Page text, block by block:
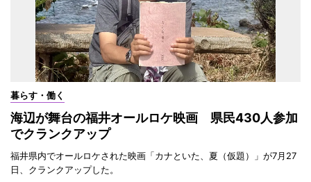
暮らす・働く
海辺が舞台の福井オールロケ映画 県民430人参加
でクランクアップ
福井県内でオールロケされた映画「カナといた、夏（仮題）」が7月27
日、クランクアップした。